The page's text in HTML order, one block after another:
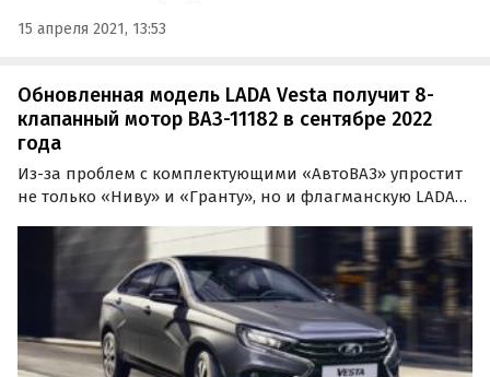
15 апреля 2021, 13:53
Обновленная модель LADA Vesta получит 8-
клапанный мотор ВАЗ-11182 в сентябре 2022
года
Из-за проблем с комплектующими «АвтоВАЗ» упростит
не только «Ниву» и «Гранту», но и флагманскую LADA
в компании, такая «Веста» будет сочетать
рестайлинговый кузов, «старый» салон (от дореста) и…